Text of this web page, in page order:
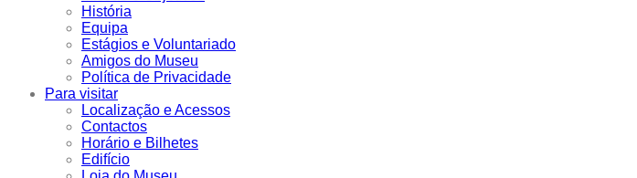
História
Equipa
Estágios e Voluntariado
Amigos do Museu
Política de Privacidade
Para visitar
Localização e Acessos
Contactos
Horário e Bilhetes
Edifício